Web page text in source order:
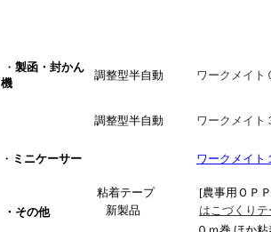
・ 製函・封かん
機
調整型半自動 ワークメイト
調整型半自動 ワークメイト
・ ミニケーサー ワークメイト
・その他
粘着テープ
新製品
[農事用ＯＰ
はこづくりテ